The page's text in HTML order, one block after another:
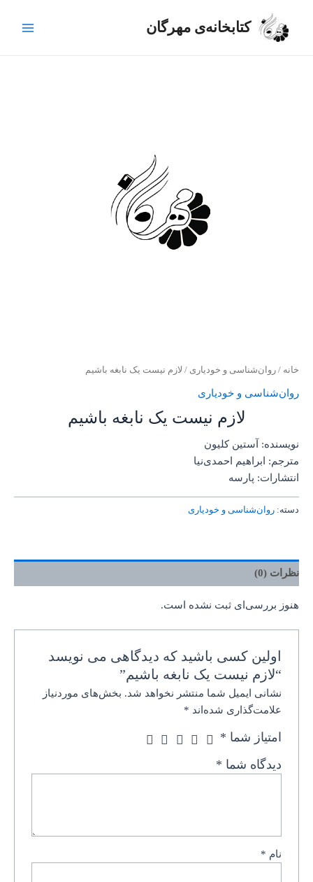
کتابخانه‌ی مهرگان
خانه / روان‌‌شناسی و خودیاری / لازم نیست یک نابغه باشیم
روان‌‌شناسی و خودیاری
لازم نیست یک نابغه باشیم
نویسنده: آستین کلیون
مترجم: ابراهیم احمدی‌نیا
انتشارات: پارسه
دسته: روان‌‌شناسی و خودیاری
نظرات (0)
هنوز بررسی‌ای ثبت نشده است.
اولین کسی باشید که دیدگاهی می نویسد
“لازم نیست یک نابغه باشیم”
نشانی ایمیل شما منتشر نخواهد شد. بخش‌های موردنیاز
علامت‌گذاری شده‌اند *
امتیاز شما *
دیدگاه شما *
نام *